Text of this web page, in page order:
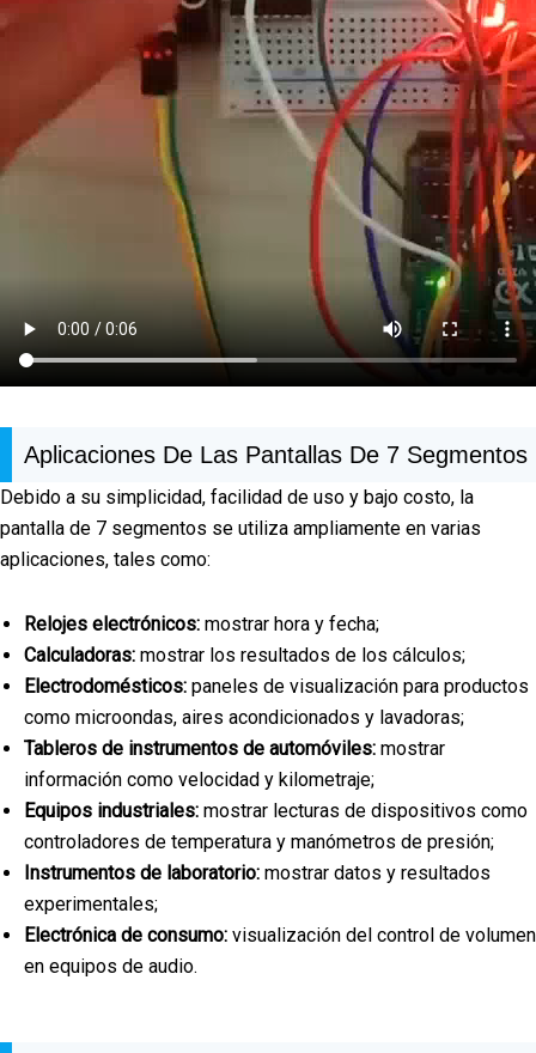
Aplicaciones De Las Pantallas De 7 Segmentos
Debido a su simplicidad, facilidad de uso y bajo costo, la
pantalla de 7 segmentos se utiliza ampliamente en varias
aplicaciones, tales como:
Relojes electrónicos: mostrar hora y fecha;
Calculadoras: mostrar los resultados de los cálculos;
Electrodomésticos: paneles de visualización para productos
como microondas, aires acondicionados y lavadoras;
Tableros de instrumentos de automóviles: mostrar
información como velocidad y kilometraje;
Equipos industriales: mostrar lecturas de dispositivos como
controladores de temperatura y manómetros de presión;
Instrumentos de laboratorio: mostrar datos y resultados
experimentales;
Electrónica de consumo: visualización del control de volumen
en equipos de audio.